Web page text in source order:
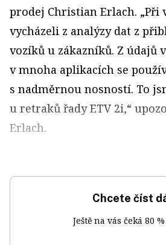
prodej Christian Erlach. „Při
vycházeli z analýzy dat z
vozíků u zákazníků. Z údajů
v mnoha aplikacích se
s nadměrnou nosností. To
u retraků řady ETV 2i,“
Erlach.
Chcete číst
Ještě na vás čeká 80